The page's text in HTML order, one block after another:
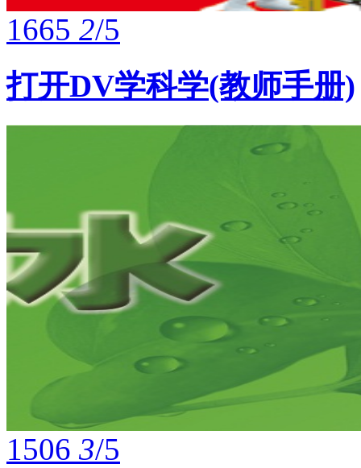
1665 2/5
打开DV学科学(教师手册)
1506 3/5